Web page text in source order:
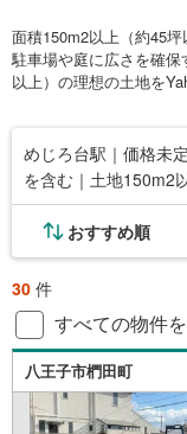
面積150m2以上（約45
駐車場や庭に広さを確
以上）の理想の土地を
めじろ台駅｜価格未
を含む｜土地150m2
おすすめ順
30 件
すべての物件
八王子市椚田町